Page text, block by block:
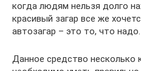
когда людям нельзя долго
красивый загар все же
автозагар – это то, что надо.
Данное средство несколько